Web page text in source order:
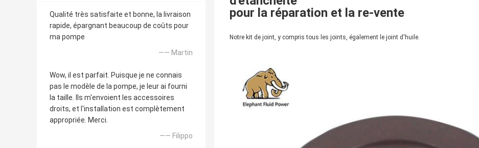
Qualité très satisfaite et bonne, la livraison
rapide, épargnant beaucoup de coûts pour
ma pompe
—— Martin
Wow, il est parfait. Puisque je ne connais
pas le modèle de la pompe, je leur ai fourni
la taille. Ils m'envoient les accessoires
droits, et l'installation est complètement
appropriée. Merci.
—— Filippo
pour la réparation et la re-vente
Notre kit de joint, y compris tous les joints, également le joint d'huile.